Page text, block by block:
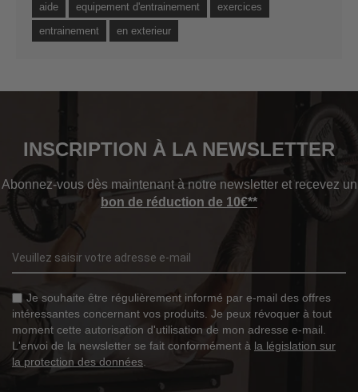
aide equipement d'entrainement
exercices
entrainement
en exterieur
INSCRIPTION À LA NEWSLETTER
Abonnez-vous dès maintenant à notre newsletter et recevez un
bon de réduction de 10€**
Je souhaite être régulièrement informé par e-mail des offres
intéressantes concernant vos produits. Je peux révoquer à tout
moment cette autorisation d'utilisation de mon adresse e-mail.
L'envoi de la newsletter se fait conformément à la législation sur
la protection des données.